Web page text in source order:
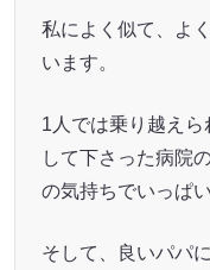
私によく似て、よ
います。
1人では乗り越えら
して下さった病院
の気持ちでいっぱい
そして、良いパパ